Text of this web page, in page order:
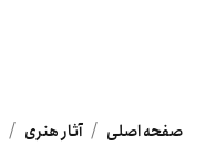
صفحه اصلی / آثار هنری /